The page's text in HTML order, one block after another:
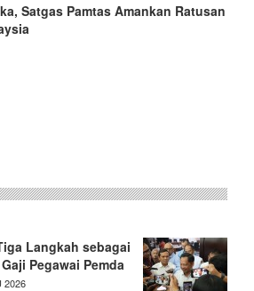
Satgas Pamtas Amankan Ratusan
Langkah sebagai
Pegawai Pemda
2026